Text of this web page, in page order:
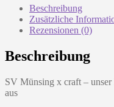
Beschreibung
Zusätzliche
Rezensionen (0)
Beschreibung
SV Münsing x craft – unser
aus